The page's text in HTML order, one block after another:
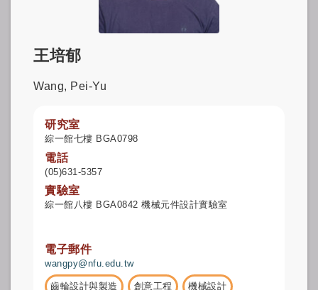
王培郁
Wang, Pei-Yu
研究室
綜一館七樓 BGA0798
電話
(05)631-5357
實驗室
綜一館八樓 BGA0842 機械元件設計實驗室
電子郵件
wangpy@nfu.edu.tw
齒輪設計與製造 創意工程 機械設計